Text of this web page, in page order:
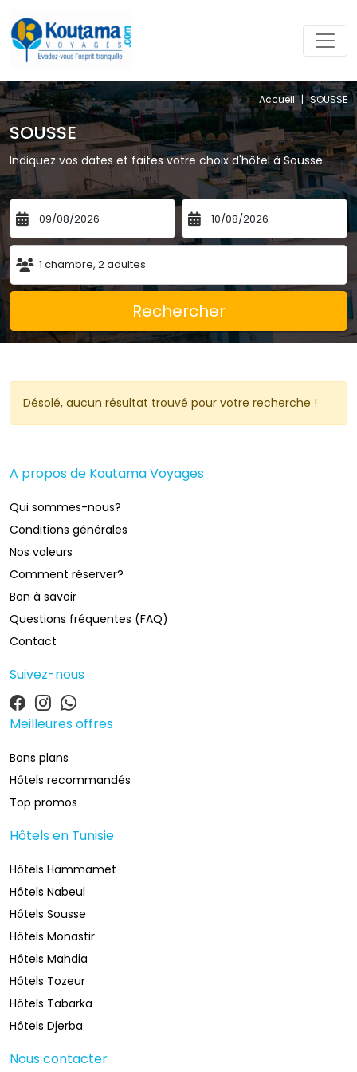
Accueil | SOUSSE
SOUSSE
Indiquez vos dates et faites votre choix d'hôtel à Sousse
1 chambre, 2adultes
Rechercher
Désolé, aucun résultat trouvé pour votre recherche !
A propos de Koutama Voyages
Qui sommes-nous?
Conditions générales
Nos valeurs
Comment réserver?
Bon à savoir
Questions fréquentes (FAQ)
Contact
Suivez-nous
Meilleures offres
Bons plans
Hôtels recommandés
Top promos
Hôtels en Tunisie
Hôtels Hammamet
Hôtels Nabeul
Hôtels Sousse
Hôtels Monastir
Hôtels Mahdia
Hôtels Tozeur
Hôtels Tabarka
Hôtels Djerba
Nous contacter